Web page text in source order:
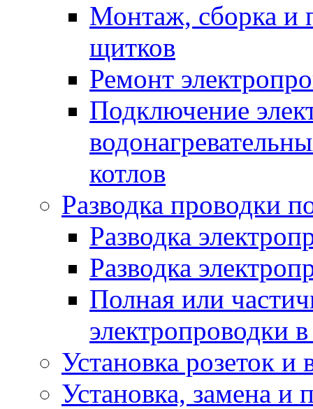
Монтаж, сборка и
щитков
Ремонт
Подключение
котлов
Разводка проводки
Разводка
Разводка
Полная или
электропроводки
Установка розеток и
Установка, замена и